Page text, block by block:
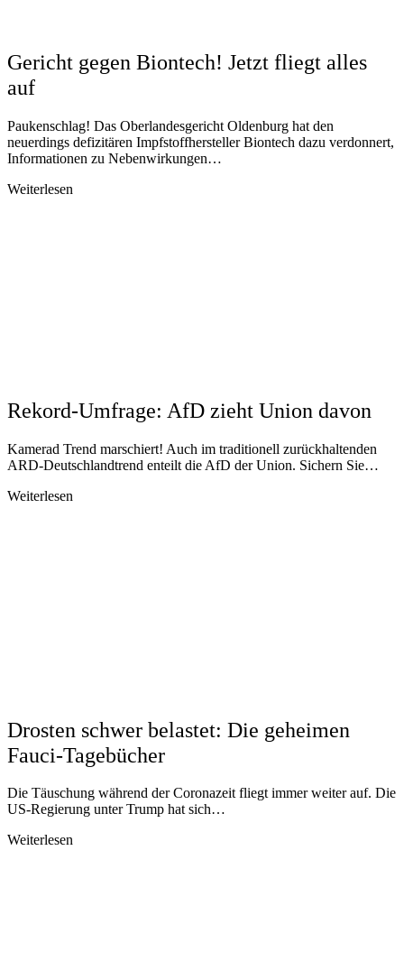
Gericht gegen Biontech! Jetzt fliegt alles
auf
Paukenschlag! Das Oberlandesgericht Oldenburg hat den
neuerdings defizitären Impfstoffhersteller Biontech dazu verdonnert,
Informationen zu Nebenwirkungen…
Weiterlesen
Rekord-Umfrage: AfD zieht Union davon
Kamerad Trend marschiert! Auch im traditionell zurückhaltenden
ARD-Deutschlandtrend enteilt die AfD der Union. Sichern Sie…
Weiterlesen
Drosten schwer belastet: Die geheimen
Fauci-Tagebücher
Die Täuschung während der Coronazeit fliegt immer weiter auf. Die
US-Regierung unter Trump hat sich…
Weiterlesen